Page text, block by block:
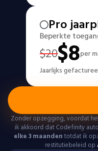
Pro
Beperkte
$20$8per
Jaarlijks
Zonder opzegging, voordat
ik akkoord dat Codefinity
elke 3 maandentotdat ik
restitutiebeleid op